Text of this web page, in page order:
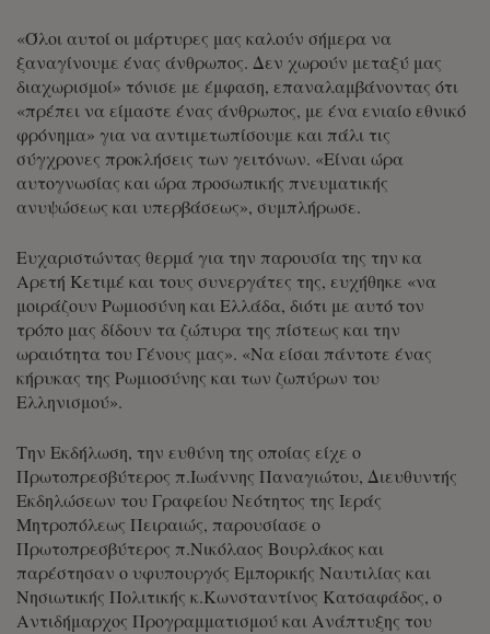
«Όλοι αυτοί οι μάρτυρες μας καλούν σήμερα να
ξαναγίνουμε ένας άνθρωπος. Δεν χωρούν μεταξύ μας
διαχωρισμοί» τόνισε με έμφαση, επαναλαμβάνοντας ότι
«πρέπει να είμαστε ένας άνθρωπος, με ένα ενιαίο εθνικό
φρόνημα» για να αντιμετωπίσουμε και πάλι τις
σύγχρονες προκλήσεις των γειτόνων. «Είναι ώρα
αυτογνωσίας και ώρα προσωπικής πνευματικής
ανυψώσεως και υπερβάσεως», συμπλήρωσε.
Ευχαριστώντας θερμά για την παρουσία της την κα
Αρετή Κετιμέ και τους συνεργάτες της, ευχήθηκε «να
μοιράζουν Ρωμιοσύνη και Ελλάδα, διότι με αυτό τον
τρόπο μας δίδουν τα ζώπυρα της πίστεως και την
ωραιότητα του Γένους μας». «Να είσαι πάντοτε ένας
κήρυκας της Ρωμιοσύνης και των ζωπύρων του
Ελληνισμού».
Την Εκδήλωση, την ευθύνη της οποίας είχε ο
Πρωτοπρεσβύτερος π.Ιωάννης Παναγιώτου, Διευθυντής
Εκδηλώσεων του Γραφείου Νεότητος της Ιεράς
Μητροπόλεως Πειραιώς, παρουσίασε ο
Πρωτοπρεσβύτερος π.Νικόλαος Βουρλάκος και
παρέστησαν ο υφυπουργός Εμπορικής Ναυτιλίας και
Νησιωτικής Πολιτικής κ.Κωνσταντίνος Κατσαφάδος, ο
Αντιδήμαρχος Προγραμματισμού και Ανάπτυξης του